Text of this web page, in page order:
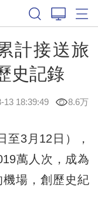
計接送旅
史記錄
13 18:39:49 8.6万
3月12日），
萬人次，成為
場，創歷史紀